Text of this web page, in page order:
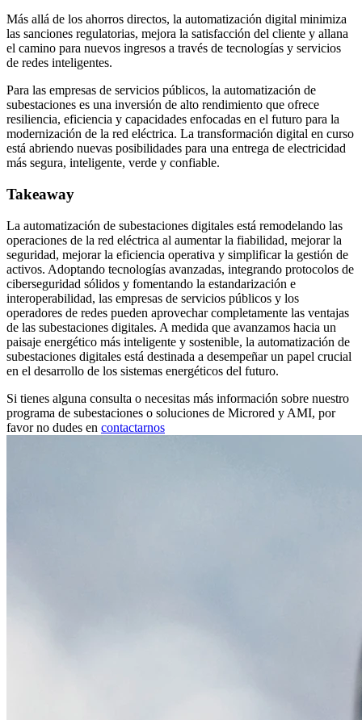
Más allá de los ahorros directos, la automatización digital minimiza
las sanciones regulatorias, mejora la satisfacción del cliente y allana
el camino para nuevos ingresos a través de tecnologías y servicios
de redes inteligentes.
Para las empresas de servicios públicos, la automatización de
subestaciones es una inversión de alto rendimiento que ofrece
resiliencia, eficiencia y capacidades enfocadas en el futuro para la
modernización de la red eléctrica. La transformación digital en curso
está abriendo nuevas posibilidades para una entrega de electricidad
más segura, inteligente, verde y confiable.
Takeaway
La automatización de subestaciones digitales está remodelando las
operaciones de la red eléctrica al aumentar la fiabilidad, mejorar la
seguridad, mejorar la eficiencia operativa y simplificar la gestión de
activos. Adoptando tecnologías avanzadas, integrando protocolos de
ciberseguridad sólidos y fomentando la estandarización e
interoperabilidad, las empresas de servicios públicos y los
operadores de redes pueden aprovechar completamente las ventajas
de las subestaciones digitales. A medida que avanzamos hacia un
paisaje energético más inteligente y sostenible, la automatización de
subestaciones digitales está destinada a desempeñar un papel crucial
en el desarrollo de los sistemas energéticos del futuro.
Si tienes alguna consulta o necesitas más información sobre nuestro
programa de subestaciones o soluciones de Microred y AMI, por
favor no dudes en contactarnos